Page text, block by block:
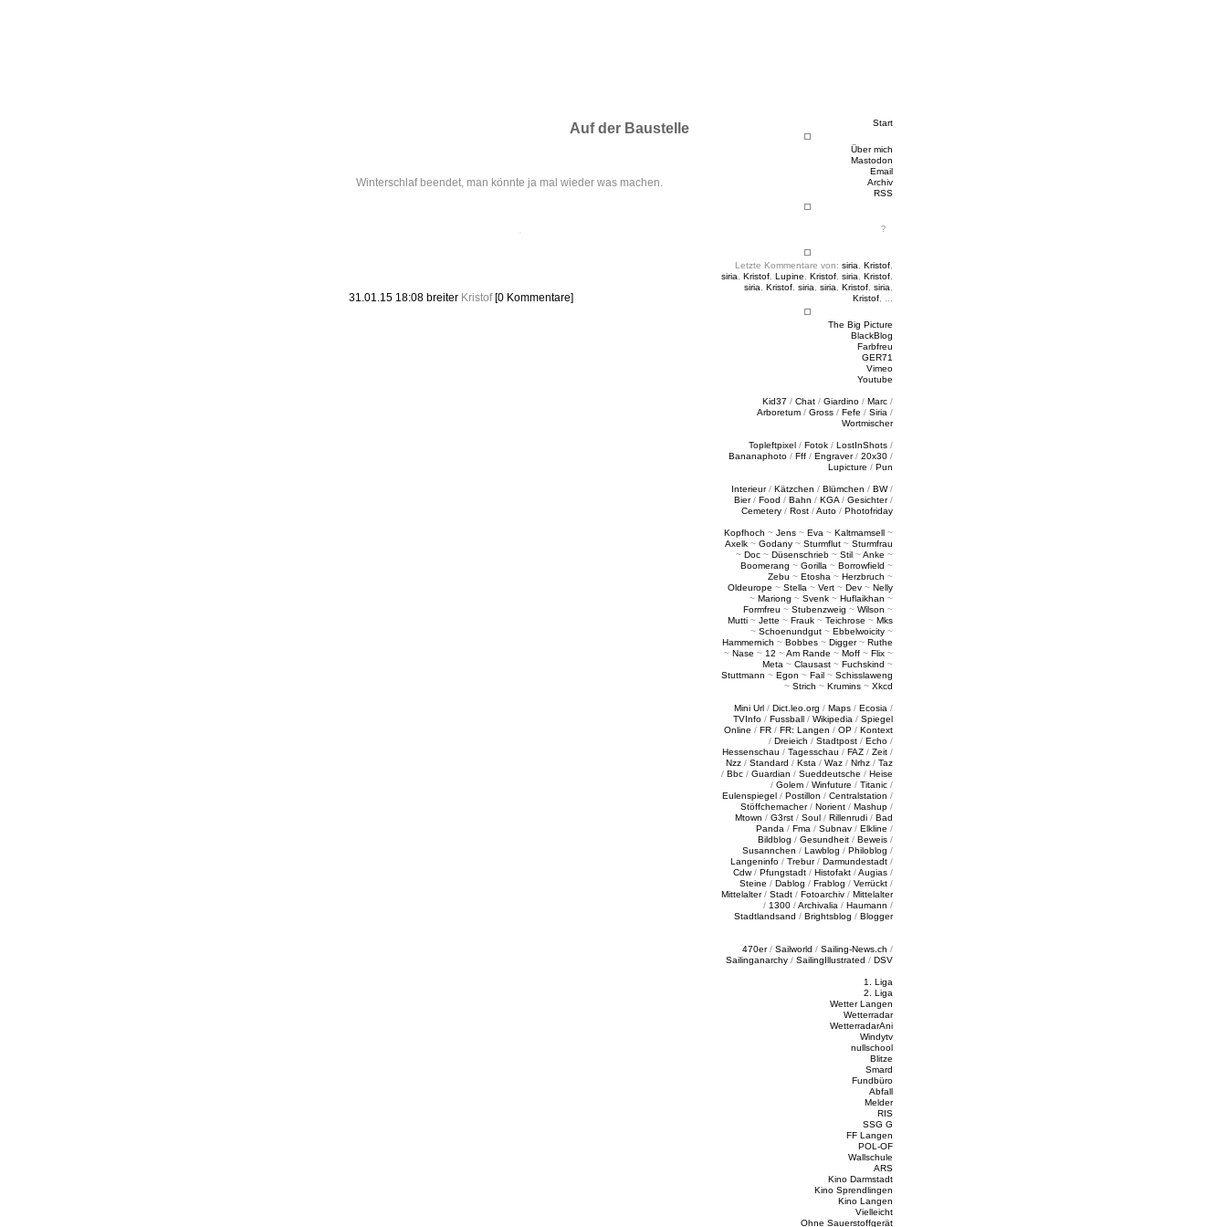
Start
Über mich
Mastodon
Email
Archiv
RSS
Letzte Kommentare von: siria Kristof
siria
Kristof Lupine Kristof siria Kristof
siria
Kristof siria siria Kristof siria
Kristof
The Big Picture
BlackBlog
Farbfreu
GER71
Vimeo
Youtube
Kid37 / Chat / Giardino / Marc /
Arboretum / Gross / Fefe / Siria /
Wortmischer
Topleftpixel / Fotok / LostInShots /
Bananaphoto / Fff / Engraver/ 20x30 /
Lupicture / Pun
Interieur/ Kätzchen / Blümchen / BW/
Bier/ Food / Bahn / KGA / Gesichter/
Cemetery / Rost /Auto / Photofriday
Kopfhoch ~ Jens ~ Eva ~ Kaltmamsell ~
Axelk ~ Godany ~ Sturmflut ~ Sturmfrau
~ Doc ~ Düsenschrieb ~ Stil ~Anke ~
Boomerang ~ Gorilla ~ Borrowfield ~
Zebu ~ Etosha ~ Herzbruch ~
Oldeurope ~ Stella ~ Vert ~ Dev ~ Nelly
~ Mariong ~ Svenk ~ Huflaikhan ~
Formfreu ~ Stubenzweig ~ Wilson ~
Mutti ~ Jette ~ Frauk ~ Teichrose ~ Mks
~ Schoenundgut ~ Ebbelwoicity ~
Hammernich ~ Bobbes ~ Digger~ Ruthe
~ Nase ~ 12 ~Am Rande ~ Moff ~ Flix ~
Meta ~ Clausast ~ Fuchskind ~
Stuttmann ~ Egon ~ Fail ~ Schisslaweng
~ Strich ~ Krumins ~ Xkcd
Mini Url / Dict.leo.org / Maps / Ecosia /
TVInfo / Fussball / Wikipedia / Spiegel
Online / FR / FR: Langen / OP / Kontext
/ Dreieich / Stadtpost / Echo /
Hessenschau / Tagesschau / FAZ / Zeit /
Nzz / Standard / Ksta / Waz / Nrhz / Taz
/ Bbc / Guardian / Sueddeutsche / Heise
/ Golem / Winfuture / Titanic /
Eulenspiegel / Postillon / Centralstation /
Stöffchemacher/ Norient / Mashup /
Mtown / G3rst / Soul / Rillenrudi / Bad
Panda / Fma / Subnav / Elkline /
Bildblog / Gesundheit / Beweis /
Susannchen / Lawblog / Philoblog /
Langeninfo / Trebur/ Darmundestadt /
Cdw/ Pfungstadt / Histofakt /Augias /
Steine / Dablog / Frablog / Verrückt /
Mittelalter/ Stadt / Fotoarchiv / Mittelalter
/ 1300 /Archivalia / Haumann /
Stadtlandsand / Brightsblog / Blogger
470er/ Sailworld / Sailing-News.ch /
Sailinganarchy / SailingIllustrated / DSV
1. Liga
2. Liga
Wetter Langen
Wetterradar
WetterradarAni
Windytv
nullschool
Blitze
Smard
Fundbüro
Abfall
Melder
RIS
SSG G
FF Langen
POL-OF
Wallschule
ARS
Kino Darmstadt
Kino Sprendlingen
Kino Langen
Vielleicht
Ohne Sauerstoffgerät
Auf der Baustelle
Winterschlaf beendet, man könnte ja mal wieder was machen.
31.01.15 18:08 breiter Kristof [0 Kommentare]